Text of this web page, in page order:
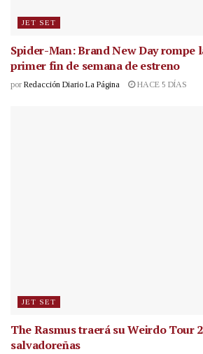
JET SET
Spider-Man: Brand New Day rompe
primer fin de semana de estreno
por Redacción Diario La Página HACE 5 DÍAS
JET SET
The Rasmus traerá su Weirdo Tour
salvadoreñas